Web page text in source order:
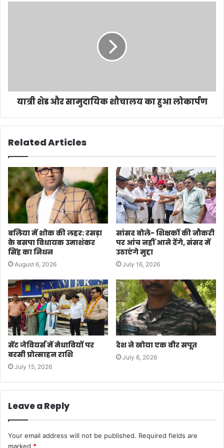
यात्री शेड और सामुदायिक शौचालय का हुआ लोकार्पण
Related Articles
बलिया में शोक की लहर: रसड़ा
के बसपा विधायक उमाशंकर
सिंह का निधन
August 6, 2026
सांसद बोले- शिक्षकों की नौकरी
पर आंच नहीं आने देंगे, संसद में
उठाएंगे मुद्दा
July 16, 2026
सेंट जेवियर्स में मेधावियों पर
बरसी प्रोत्साहन राशि
July 15, 2026
देश ने खोया एक वीर सपूत
July 6, 2026
Leave a Reply
Your email address will not be published. Required fields are
marked *